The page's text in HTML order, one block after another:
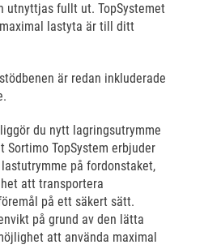
utnyttjas fullt ut. TopSystemet
lastyta är till ditt
är redan inkluderade
du nytt lagringsutrymme
Sortimo TopSystem erbjuder
på fordonstaket,
att transportera
på ett säkert sätt.
på grund av den lätta
att använda maximal